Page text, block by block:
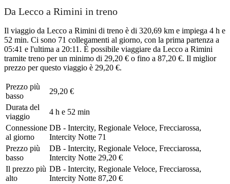
Da Lecco a Rimini in treno
Il viaggio da Lecco a Rimini di treno è di 320,69 km e impiega 4 h e
52 min. Ci sono 71 collegamenti al giorno, con la prima partenza a
05:41 e l'ultima a 20:11. È possibile viaggiare da Lecco a Rimini
tramite treno per un minimo di 29,20 € o fino a 87,20 €. Il miglior
prezzo per questo viaggio è 29,20 €.
Prezzo più
basso
29,20 €
Durata del
viaggio
4 h e 52 min
Connessione
al giorno
DB - Intercity, Regionale Veloce, Frecciarossa,
Intercity Notte 71
Prezzo più
basso
DB - Intercity, Regionale Veloce, Frecciarossa,
Intercity Notte 29,20 €
Il prezzo più
alto
DB - Intercity, Regionale Veloce, Frecciarossa,
Intercity Notte 87,20 €